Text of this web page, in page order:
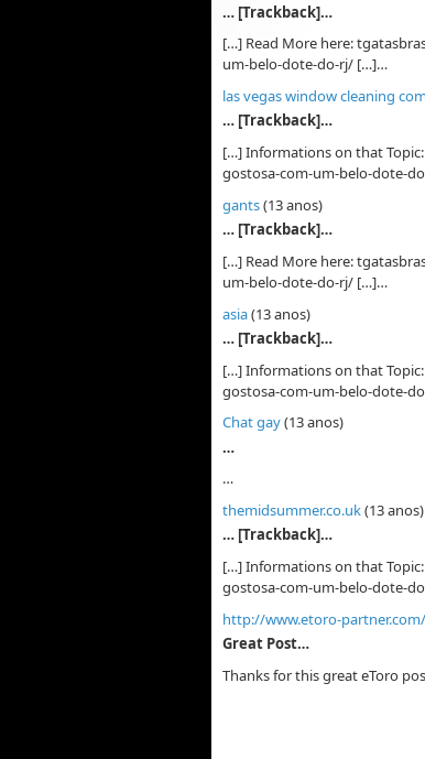
… [Trackback]…
[…] Read More here:
um-belo-dote-do-rj/ […]…
las vegas window cleaning
… [Trackback]…
[…] Informations on that
gostosa-com-um-belo-dote-
gants(13 anos)
… [Trackback]…
[…] Read More here:
um-belo-dote-do-rj/ […]…
asia(13 anos)
… [Trackback]…
[…] Informations on that
gostosa-com-um-belo-dote-
Chat gay(13 anos)
…
…
themidsummer.co.uk(13 anos)
… [Trackback]…
[…] Informations on that
gostosa-com-um-belo-dote-
http://www.etoro-partner.com/
Great Post…
Thanks for this great eToro